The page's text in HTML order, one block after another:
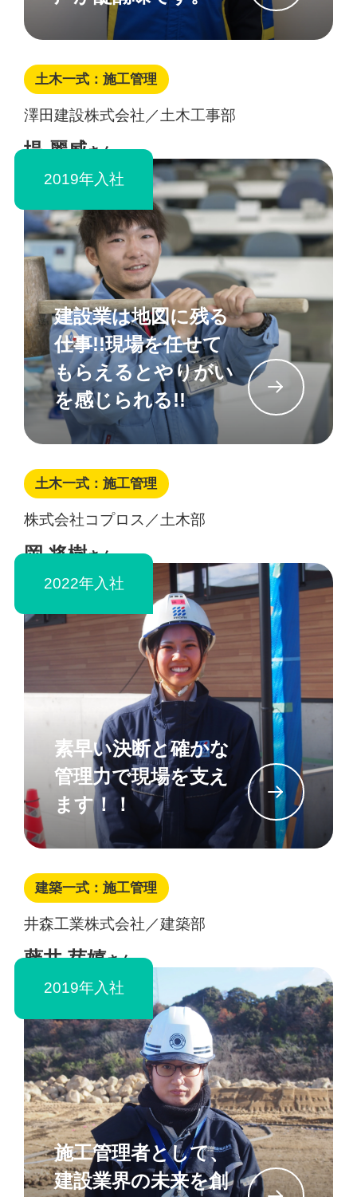
土木一式：施工管理
澤田建設株式会社／土木工事部
堤 麗威さん
2019年入社
建設業は地図に残る
仕事!!現場を任せて
もらえるとやりがい
を感じられる!!
イン
土木一式：施工管理
株式会社コプロス／土木部
岡 将樹さん
2022年入社
素早い決断と確かな
管理力で現場を支え
ます！！
イン
建築一式：施工管理
井森工業株式会社／建築部
藤井 芽嬉さん
2019年入社
施工管理者として、
建設業界の未来を創
イン